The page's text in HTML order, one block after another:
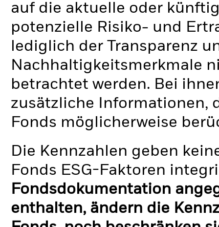
auf die aktuelle oder
potenzielle Risiko- und
lediglich der Transparenz
Nachhaltigkeitsmerkmale
betrachtet werden. Bei
zusätzliche Informationen,
Fonds möglicherweise
Die Kennzahlen geben
Fonds ESG-Faktoren
Fondsdokumentation
enthalten, ändern die